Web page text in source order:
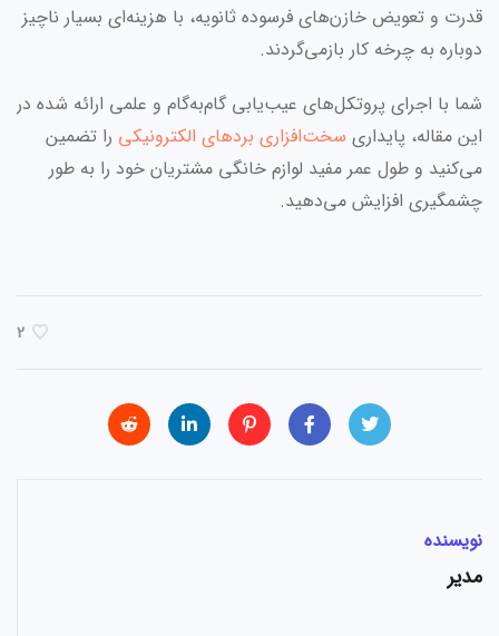
قدرت و تعویض خازن‌های فرسوده ثانویه، با هزینه‌ای بسیار ناچیز
دوباره به چرخه کار بازمی‌گردند.
شما با اجرای پروتکل‌های عیب‌یابی گام‌به‌گام و علمی ارائه شده در
این مقاله، پایداری سخت‌افزاری بردهای الکترونیکی را تضمین
می‌کنید و طول عمر مفید لوازم خانگی مشتریان خود را به طور
چشمگیری افزایش می‌دهید.
2
نویسنده
مدیر